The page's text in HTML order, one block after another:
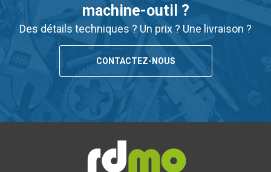
machine-outil ?
Des détails techniques ? Un prix ? Une livraison ?
CONTACTEZ-NOUS